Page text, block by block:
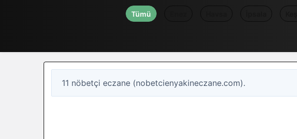
Tümü
11 nöbetçi eczane (nobetcienyakineczane.com).